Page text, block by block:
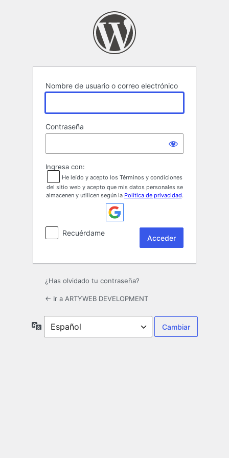
Nombre de usuario o correo electrónico
Contraseña
Ingresa con:
He leído y acepto los Términos y condiciones
del sitio web y acepto que mis datos personales se
almacenen y utilicen según la Política de privacidad.
Recuérdame
¿Has olvidado tu contraseña?
← Ir a ARTYWEB DEVELOPMENT
Idioma